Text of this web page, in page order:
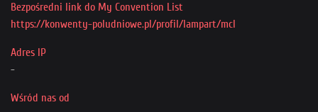
Bezpośredni link do My Convention List
https://konwenty-poludniowe.pl/profil/lampart/mcl
Adres IP
-
Wśród nas od